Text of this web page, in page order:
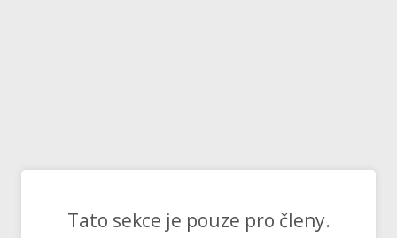
Tato sekce je pouze pro členy.